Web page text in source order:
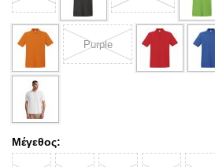
Purple
Μέγεθος: